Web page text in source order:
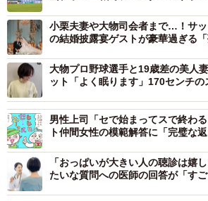
利したことで、ライバル意識はこれま
た。ところが試合後、Xで話題となった
応援を先導する「GATE10」エリアに
が、子ども向けテレビアニメ「しまし
う」のエンディング曲「ハッピー・ジ
動画だった。
小栗夫妻や大物司会者まで…！サ
の結婚披露宴ゲストが豪華過ぎる「
大物プロ野球選手と19歳差の美人
ット「よく眠ります」170センチ
男性上司「セで始まってスで終わ
ト仲間女性の模範解答に「完璧な返
「おっぱいが大きい人の聴診は嬉
たいな質問への医師の回答が「す